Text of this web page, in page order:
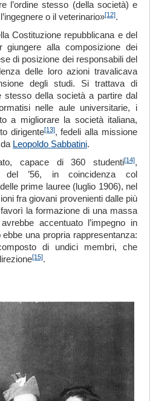
l’ordine stesso (della società) e
o il veterinario»[12].
Costituzione repubblicana e del
giungere alla composizione dei
di posizione dei responsabili del
delle loro azioni travalicava
degli studi. Si trattava di
stesso della società a partire dal
nelle aule universitarie, i
a migliorare la società italiana,
dirigente[13], fedeli alla missione
Leopoldo Sabbatini.
capace di 360 studenti[14],
del ’56, in coincidenza col
prime lauree (luglio 1906), nel
fra giovani provenienti dalle più
la formazione di una massa
accentuato l’impegno in
una propria rappresentanza:
di undici membri, che
[15].